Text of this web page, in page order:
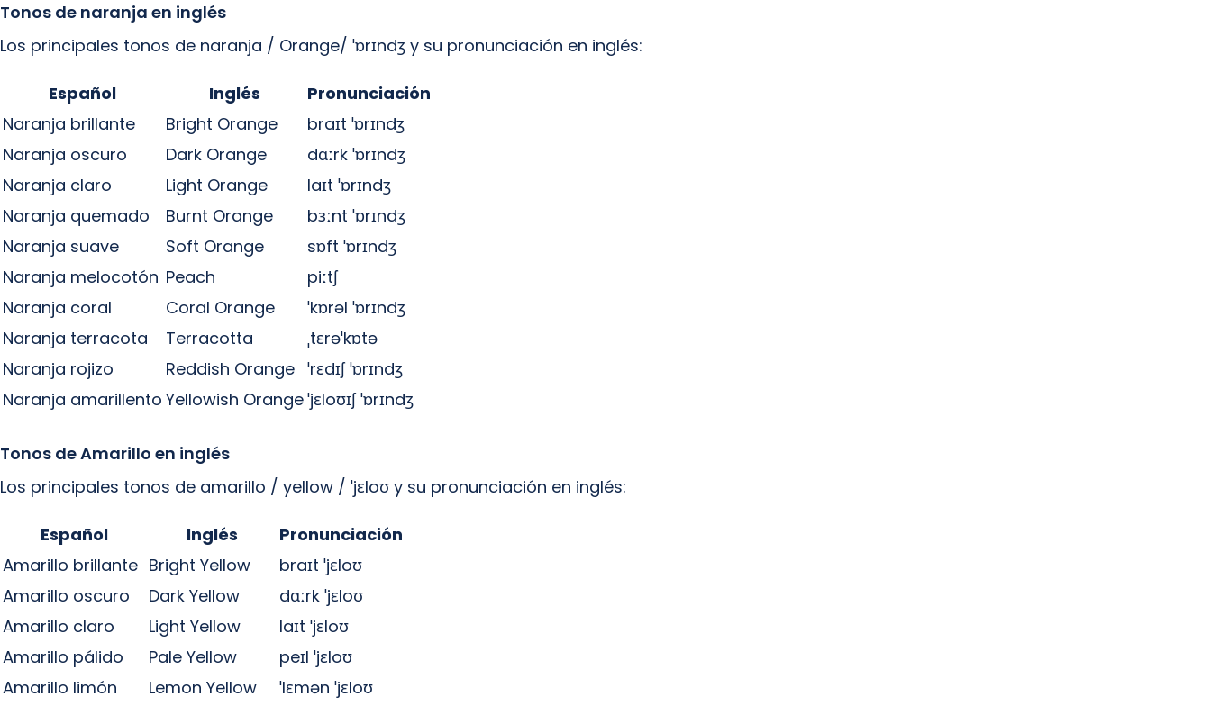
Tonos de naranja en inglés
Los principales tonos de naranja / Orange/ ˈɒrɪndʒ y su pronunciación en inglés:
Español Inglés
Pronunciación
Naranja brillante
Bright Orange
braɪt ˈɒrɪndʒ
Naranja oscuro
Dark Orange
dɑːrk ˈɒrɪndʒ
Naranja claro
Light Orange
laɪt ˈɒrɪndʒ
Naranja quemado
Burnt Orange
bɜːnt ˈɒrɪndʒ
Naranja suave
Soft Orange
sɒft ˈɒrɪndʒ
Naranja melocotón Peach
piːtʃ
Naranja coral
Coral Orange
ˈkɒrəl ˈɒrɪndʒ
Naranja terracota
Terracotta
ˌtɛrəˈkɒtə
Naranja rojizo
Reddish Orange ˈrɛdɪʃ ˈɒrɪndʒ
Naranja amarillento Yellowish Orangeˈjɛloʊɪʃ ˈɒrɪndʒ
Tonos de Amarillo en inglés
Los principales tonos de amarillo / yellow / ˈjɛloʊ y su pronunciación en inglés:
Español Inglés
Pronunciación
Amarillo brillante Bright Yellow
braɪt ˈjɛloʊ
Amarillo oscuro
Dark Yellow
dɑːrk ˈjɛloʊ
Amarillo claro
Light Yellow
laɪt ˈjɛloʊ
Amarillo pálido
Pale Yellow
peɪl ˈjɛloʊ
Amarillo limón
Lemon Yellow
ˈlɛmən ˈjɛloʊ